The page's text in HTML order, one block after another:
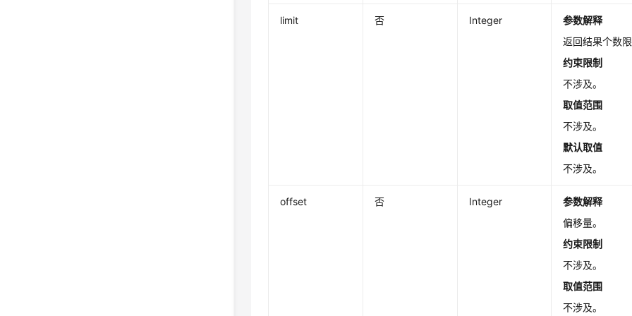
limit 否 Integer
参数解释
返回结果个数
约束限制
不涉及。
取值范围
不涉及。
默认取值
不涉及。
offset 否 Integer
参数解释
偏移量。
约束限制
不涉及。
取值范围
不涉及。